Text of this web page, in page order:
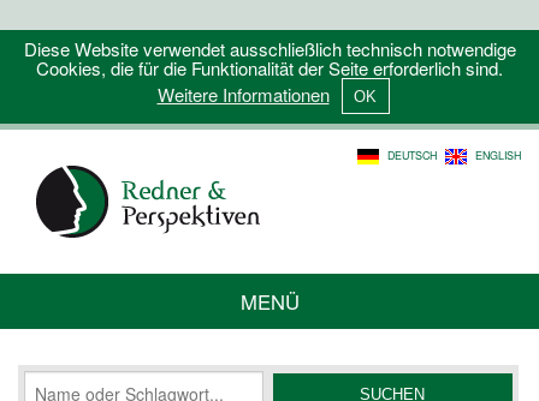
Diese Website verwendet ausschließlich technisch notwendige
Cookies, die für die Funktionalität der Seite erforderlich sind.
Weitere Informationen
DEUTSCH ENGLISH
MENÜ